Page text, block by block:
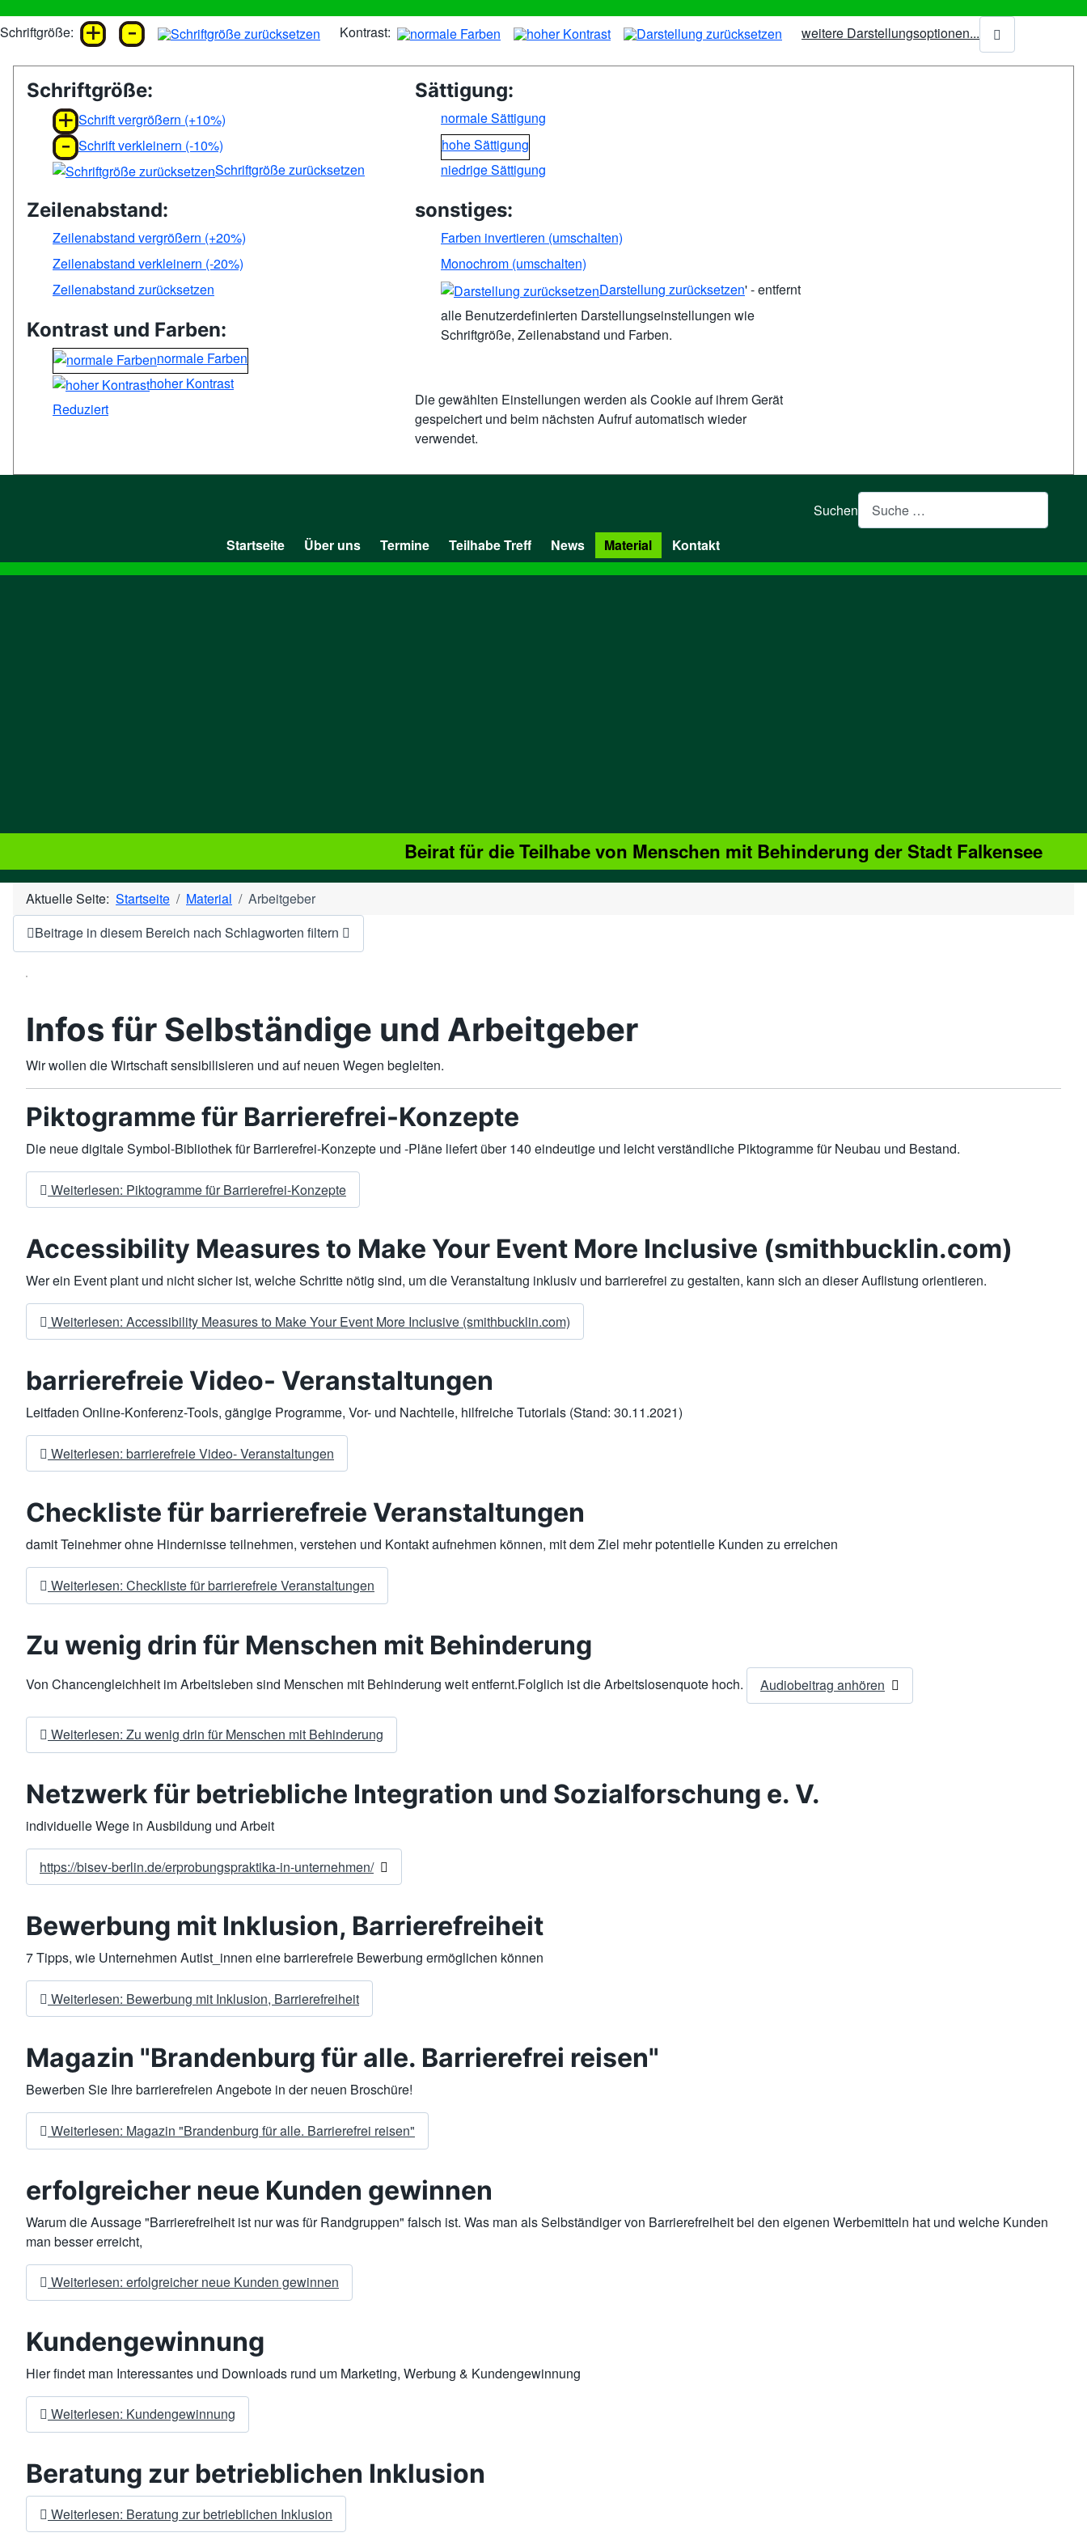
Schriftgröße: Kontrast: weitere Darstellungsoptionen...
Schriftgröße:
Schrift vergrößern (+10%)
Schrift verkleinern (-10%)
Schriftgröße zurücksetzen
Zeilenabstand:
Zeilenabstand vergrößern (+20%)
Zeilenabstand verkleinern (-20%)
Zeilenabstand zurücksetzen
Kontrast und Farben:
normale Farben
hoher Kontrast
Reduziert
Sättigung:
normale Sättigung
hohe Sättigung
niedrige Sättigung
sonstiges:
Farben invertieren (umschalten)
Monochrom (umschalten)
Darstellung zurücksetzen' - entfernt
alle Benutzerdefinierten Darstellungseinstellungen wie
Schriftgröße, Zeilenabstand und Farben.
Die gewählten Einstellungen werden als Cookie auf ihrem Gerät
gespeichert und beim nächsten Aufruf automatisch wieder
verwendet.
Startseite Über uns Termine Teilhabe Treff News Material Kontakt
Suchen
Beirat für die Teilhabe von Menschen mit Behinderung der Stadt Falkensee
Aktuelle Seite: Startseite Material
Arbeitgeber
Beitrage in diesem Bereich nach Schlagworten filtern
Infos für Selbständige und Arbeitgeber
Wir wollen die Wirtschaft sensibilisieren und auf neuen Wegen begleiten.
Piktogramme für Barrierefrei-Konzepte
Die neue digitale Symbol-Bibliothek für Barrierefrei-Konzepte und -Pläne liefert über 140 eindeutige und leicht verständli­che Piktogramme für Neubau und Bestand.
Weiterlesen: Piktogramme für Barrierefrei-Konzepte
Accessibility Measures to Make Your Event More Inclusive (smithbucklin.com)
Wer ein Event plant und nicht sicher ist, welche Schritte nötig sind, um die Veranstaltung inklusiv und barrierefrei zu gestalten, kann sich an dieser Auflistung orientieren.
Weiterlesen: Accessibility Measures to Make Your Event More Inclusive (smithbucklin.com)
barrierefreie Video- Veranstaltungen
Leitfaden Online-Konferenz-Tools, gängige Programme, Vor- und Nachteile, hilfreiche Tutorials (Stand: 30.11.2021)
Weiterlesen: barrierefreie Video- Veranstaltungen
Checkliste für barrierefreie Veranstaltungen
damit Teinehmer ohne Hindernisse teilnehmen, verstehen und Kontakt aufnehmen können, mit dem Ziel mehr potentielle Kunden zu erreichen
Weiterlesen: Checkliste für barrierefreie Veranstaltungen
Zu wenig drin für Menschen mit Behinderung
Von Chancengleichheit im Arbeitsleben sind Menschen mit Behinderung weit entfernt.Folglich ist die Arbeitslosenquote hoch. Audiobeitrag anhören
Weiterlesen: Zu wenig drin für Menschen mit Behinderung
Netzwerk für betriebliche Integration und Sozialforschung e. V.
individuelle Wege in Ausbildung und Arbeit
https://bisev-berlin.de/erprobungspraktika-in-unternehmen/
Bewerbung mit Inklusion, Barrierefreiheit
7 Tipps, wie Unternehmen Autist_innen eine barrierefreie Bewerbung ermöglichen können
Weiterlesen: Bewerbung mit Inklusion, Barrierefreiheit
Magazin "Brandenburg für alle. Barrierefrei reisen"
Bewerben Sie Ihre barrierefreien Angebote in der neuen Broschüre!
Weiterlesen: Magazin "Brandenburg für alle. Barrierefrei reisen"
erfolgreicher neue Kunden gewinnen
Warum die Aussage "Barrierefreiheit ist nur was für Randgruppen" falsch ist. Was man als Selbständiger von Barrierefreiheit bei den eigenen Werbemitteln hat und welche Kunden
man besser erreicht,
Weiterlesen: erfolgreicher neue Kunden gewinnen
Kundengewinnung
Hier findet man Interessantes und Downloads rund um Marketing, Werbung & Kundengewinnung
Weiterlesen: Kundengewinnung
Beratung zur betrieblichen Inklusion
Weiterlesen: Beratung zur betrieblichen Inklusion